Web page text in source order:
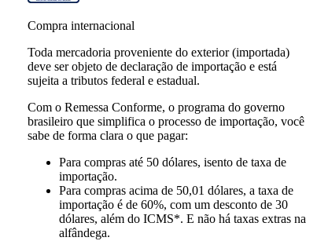
Compra internacional
Toda mercadoria proveniente do exterior (importada)
deve ser objeto de declaração de importação e está
sujeita a tributos federal e estadual.
Com o Remessa Conforme, o programa do governo
brasileiro que simplifica o processo de importação, você
sabe de forma clara o que pagar:
Para compras até 50 dólares, isento de taxa de
importação.
Para compras acima de 50,01 dólares, a taxa de
importação é de 60%, com um desconto de 30
dólares, além do ICMS*. E não há taxas extras na
alfândega.